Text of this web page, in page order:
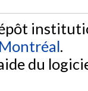
.
du